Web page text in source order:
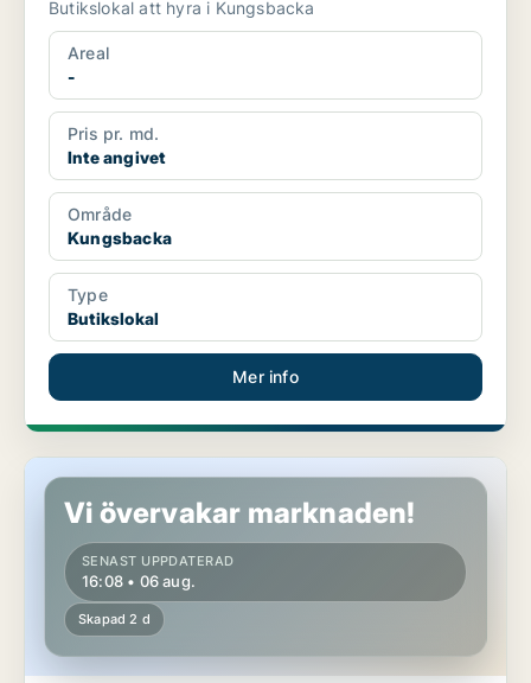
Butikslokal att hyra i Kungsbacka
Areal
-
Pris pr. md.
Inte angivet
Område
Kungsbacka
Type
Butikslokal
Mer info
Butikslokal i Falkenberg
Vi övervakar marknaden!
SENAST UPPDATERAD
16:08 • 06 aug.
Skapad 2 d